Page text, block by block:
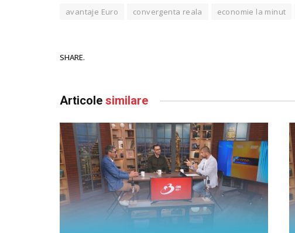
avantaje Euro convergenta reala economie la minut
SHARE.
Articole similare